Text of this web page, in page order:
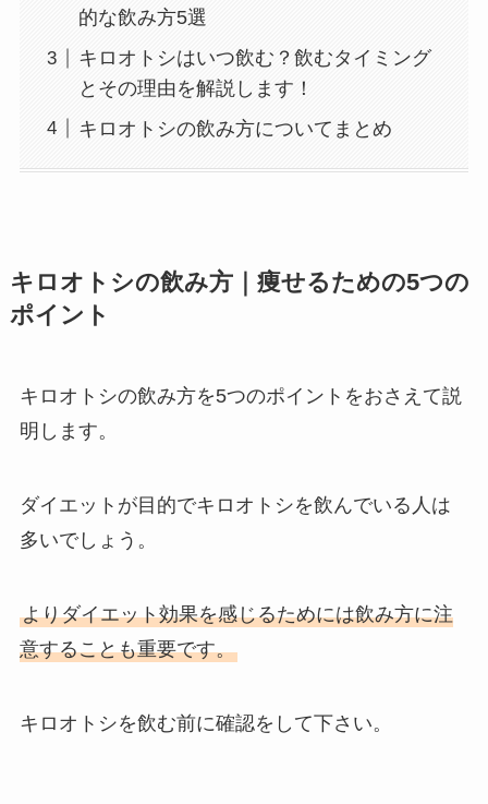
的な飲み方5選
キロオトシはいつ飲む？飲むタイミング
とその理由を解説します！
キロオトシの飲み方についてまとめ
キロオトシの飲み方｜痩せるための5つの
ポイント
キロオトシの飲み方を5つのポイントをおさえて説
明します。
ダイエットが目的でキロオトシを飲んでいる人は
多いでしょう。
よりダイエット効果を感じるためには飲み方に注
意することも重要です。
キロオトシを飲む前に確認をして下さい。